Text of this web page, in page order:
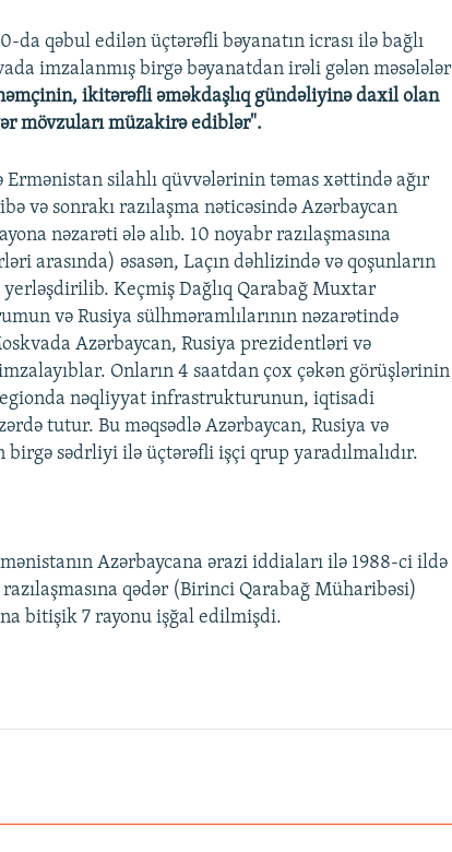
da qəbul edilən üçtərəfli bəyanatın icrası ilə bağlı
imzalanmış birgə bəyanatdan irəli gələn məsələlər
ikitərəfli əməkdaşlıq gündəliyinə daxil olan
mövzuları müzakirə ediblər".
silahlı qüvvələrinin təmas xəttində ağır
və sonrakı razılaşma nəticəsində Azərbaycan
nəzarəti ələ alıb. 10 noyabr razılaşmasına
arasında) əsasən, Laçın dəhlizində və qoşunların
Keçmiş Dağlıq Qarabağ Muxtar
və Rusiya sülhməramlılarının nəzarətində
Azərbaycan, Rusiya prezidentləri və
Onların 4 saatdan çox çəkən görüşlərinin
nəqliyyat infrastrukturunun, iqtisadi
tutur. Bu məqsədlə Azərbaycan, Rusiya və
sədrliyi ilə üçtərəfli işçi qrup yaradılmalıdır.
Azərbaycana ərazi iddiaları ilə 1988-ci ildə
qədər (Birinci Qarabağ Müharibəsi)
bitişik 7 rayonu işğal edilmişdi.